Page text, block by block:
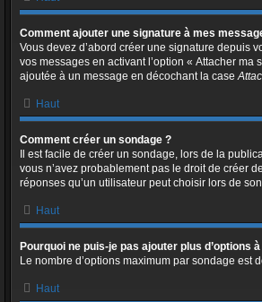
Comment ajouter une signature à mes
Vous devez d’abord créer une signature depuis
vos messages en activant l’option « Attacher
ajoutée à un message en décochant la case
Haut
Comment créer un sondage ?
Il est facile de créer un sondage, lors de la
vous n’avez probablement pas le droit de créer
réponses qu’un utilisateur peut choisir lors de
Haut
Pourquoi ne puis-je pas ajouter plus d’options
Le nombre d’options maximum par sondage est
Haut